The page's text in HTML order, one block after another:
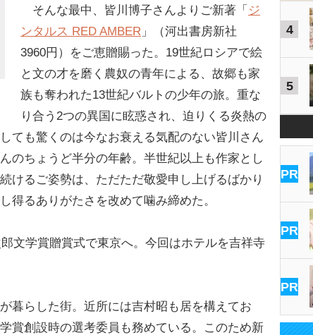
そんな最中、皆川博子さんよりご新著「 ジ
ンタルス RED AMBER 」（河出書房新社
3960円）をご恵贈賜った。19世紀ロシアで絵
と文の才を磨く農奴の青年による、故郷も家
族も奪われた13世紀バルトの少年の旅。重な
り合う2つの異国に眩惑され、迫りくる炎熱の
ても驚くのは今なお衰える気配のない皆川さん
のちょうど半分の年齢。半世紀以上も作家とし
けるご姿勢は、ただただ敬愛申し上げるばかり
得るありがたさを改めて噛み締めた。
文学賞贈賞式で東京へ。今回はホテルを吉祥寺
暮らした街。近所には吉村昭も居を構えてお
賞創設時の選考委員も務めている。このため新
4
5
PR
PR
PR